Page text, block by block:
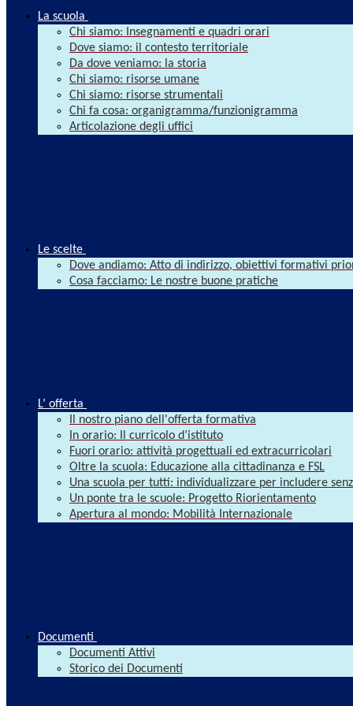
La scuola
Chi siamo: Insegnamenti e quadri orari
Dove siamo: il contesto territoriale
Da dove veniamo: la storia
Chi siamo: risorse umane
Chi siamo: risorse strumentali
Chi fa cosa: organigramma/funzionigramma
Articolazione degli uffici
Le scelte
Dove andiamo: Atto di indirizzo, obiettivi formativi
Cosa facciamo: Le nostre buone pratiche
L’ offerta
Il nostro piano dell'offerta formativa
In orario: Il curricolo d’istituto
Fuori orario: attività progettuali ed extracurricolari
Oltre la scuola: Educazione alla cittadinanza e FSL
Una scuola per tutti: individualizzare per includere
Un ponte tra le scuole: Progetto Riorientamento
Apertura al mondo: Mobilità Internazionale
Documenti
Documenti Attivi
Storico dei Documenti